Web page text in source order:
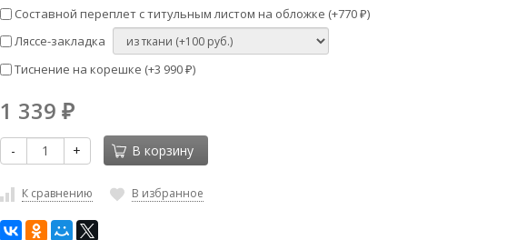
Составной переплет с титульным листом на обложке (+770 ₽)
Ляссе-закладка
Тиснение на корешке (+3 990 ₽)
1 339 ₽
- + В корзину
К сравнению В избранное